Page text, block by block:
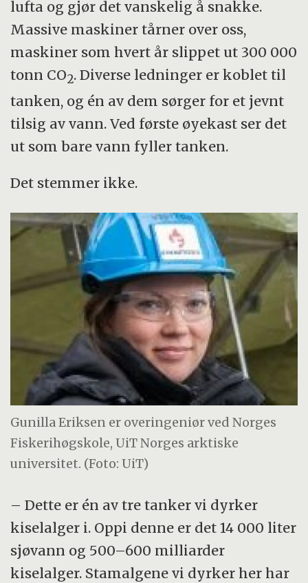
algeoppblomstringen i norske kystfarvann.
000 liter i tank. Konseptutprøving,
industriskala, marked. Start vår 2017.
lufta og gjør det vanskelig å snakke.
Massive maskiner tårner over oss,
maskiner som hvert år slippet ut 300 000
tonn CO2. Diverse ledninger er koblet til
tanken, og én av dem sørger for et jevnt
tilsig av vann. Ved første øyekast ser det
ut som bare vann fyller tanken.
Det stemmer ikke.
Gunilla Eriksen er overingeniør ved Norges
Fiskerihøgskole, UiT Norges arktiske
universitet. (Foto: UiT)
– Dette er én av tre tanker vi dyrker
kiselalger i. Oppi denne er det 14 000 liter
sjøvann og 500–600 milliarder
kiselalger. Stamalgene vi dyrker her har